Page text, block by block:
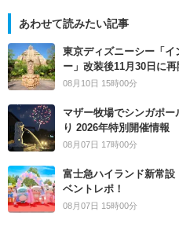
あわせて読みたい記事
東京ディズニーシー「
ー」改装後11月30日に再
08月10日 15時00分
マザー牧場でシンガポ
り 2026年特別開催情報
08月07日 17時00分
富士急ハイランド新常
ベントレポ！
08月07日 15時00分